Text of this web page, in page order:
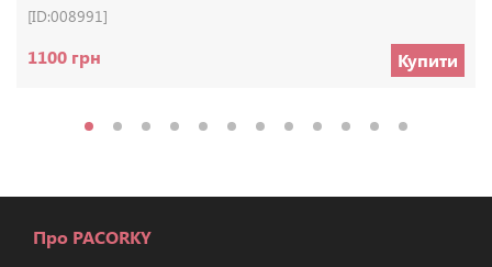
[ID:008991]
1100 грн Купити
Про PACORKY